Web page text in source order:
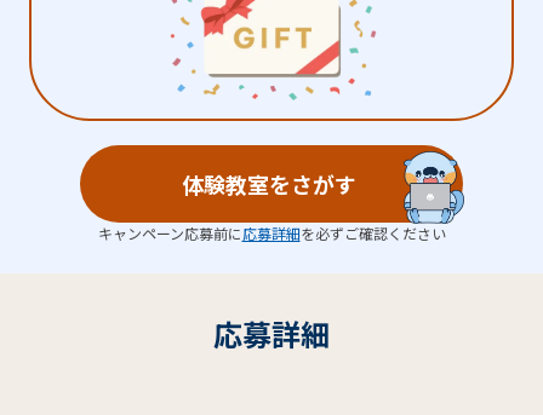
体験教室をさがす
キャンペーン応募前に応募詳細を必ずご確認ください
応募詳細